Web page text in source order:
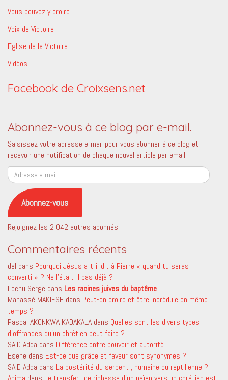
Vous pouvez y croire
Voix de Victoire
Eglise de la Victoire
Vidéos
Facebook de Croixsens.net
Abonnez-vous à ce blog par e-mail.
Saisissez votre adresse e-mail pour vous abonner à ce blog et
recevoir une notification de chaque nouvel article par email.
Adresse
e-
mail
Abonnez-vous
Rejoignez les 2 042 autres abonnés
Commentaires récents
del dans Pourquoi Jésus a-t-il dit à Pierre « quand tu seras
converti » ? Ne l’était-il pas déjà ?
Lochu Serge dans Les racines juives du baptême
Manassé MAKIESE dans Peut-on croire et être incrédule en même
temps ?
Pascal AKONKWA KADAKALA dans Quelles sont les divers types
d’offrandes qu’un chrétien peut faire ?
SAID Adda dans Différence entre pouvoir et autorité
Esehe dans Est-ce que grâce et faveur sont synonymes ?
SAID Adda dans La postérité du serpent ; humaine ou reptilienne ?